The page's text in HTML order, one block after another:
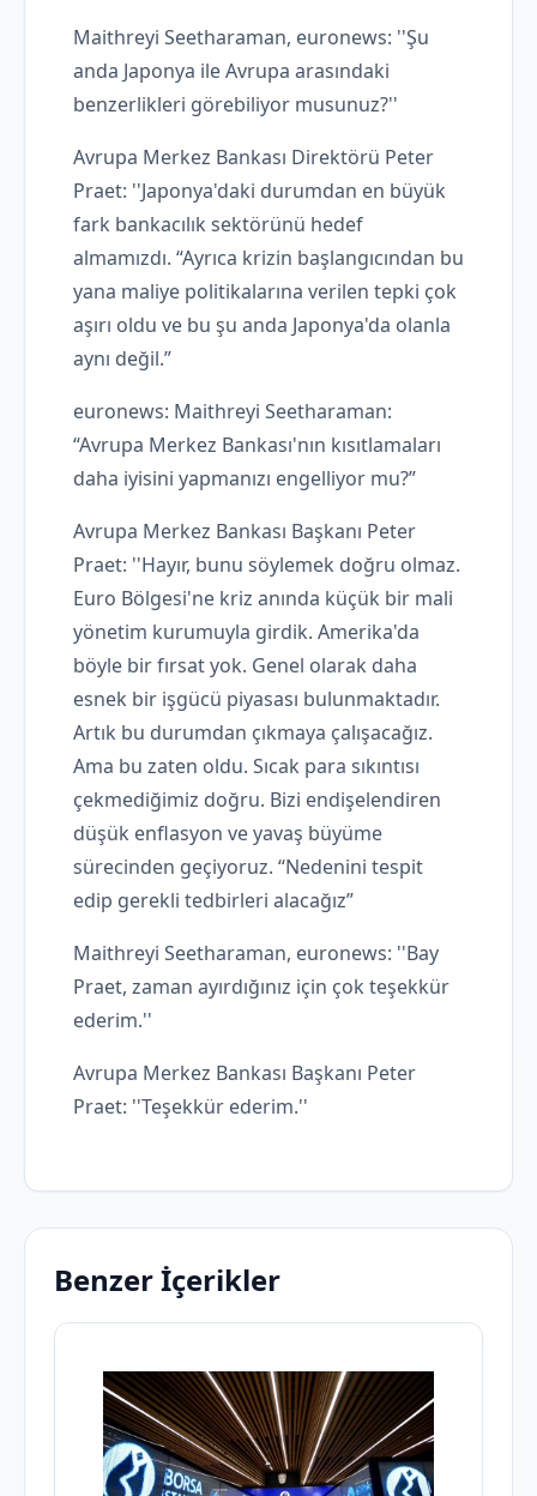
Maithreyi Seetharaman, euronews: ''Şu
anda Japonya ile Avrupa arasındaki
benzerlikleri görebiliyor musunuz?''
Avrupa Merkez Bankası Direktörü Peter
Praet: ''Japonya'daki durumdan en büyük
fark bankacılık sektörünü hedef
almamızdı. “Ayrıca krizin başlangıcından bu
yana maliye politikalarına verilen tepki çok
aşırı oldu ve bu şu anda Japonya'da olanla
aynı değil.”
euronews: Maithreyi Seetharaman:
“Avrupa Merkez Bankası'nın kısıtlamaları
daha iyisini yapmanızı engelliyor mu?”
Avrupa Merkez Bankası Başkanı Peter
Praet: ''Hayır, bunu söylemek doğru olmaz.
Euro Bölgesi'ne kriz anında küçük bir mali
yönetim kurumuyla girdik. Amerika'da
böyle bir fırsat yok. Genel olarak daha
esnek bir işgücü piyasası bulunmaktadır.
Artık bu durumdan çıkmaya çalışacağız.
Ama bu zaten oldu. Sıcak para sıkıntısı
çekmediğimiz doğru. Bizi endişelendiren
düşük enflasyon ve yavaş büyüme
sürecinden geçiyoruz. “Nedenini tespit
edip gerekli tedbirleri alacağız”
Maithreyi Seetharaman, euronews: ''Bay
Praet, zaman ayırdığınız için çok teşekkür
ederim.''
Avrupa Merkez Bankası Başkanı Peter
Praet: ''Teşekkür ederim.''
Benzer İçerikler